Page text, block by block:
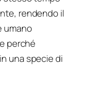
rendendo il
umano
perché
una specie di